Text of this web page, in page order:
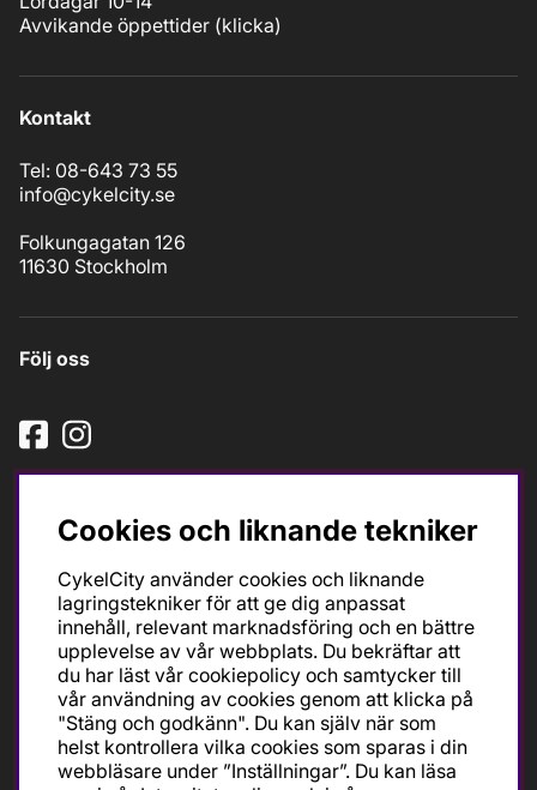
Avvikande öppettider (klicka)
Kontakt
Tel: 08-643 73 55
info@cykelcity.se
Folkungagatan 126
11630 Stockholm
Följ oss
Ska du köpa cykel för träning och tävling så är det till
oss du ska vända dig. Racer, gravel, triathlon och MTB.
Vi är en mycket personlig cykelaffär med hög
servicegrad och alla vi som jobbar är inbitna cyklister
med stor passion, erfarenhet och kunskap om cykling
och dess produkter. Gör din bästa cykelaffär på
CykelCity!
Cookies och liknande tekniker
CykelCity använder cookies och liknande
lagringstekniker för att ge dig anpassat
innehåll, relevant marknadsföring och en bättre
upplevelse av vår webbplats. Du bekräftar att
du har läst vår cookiepolicy och samtycker till
vår användning av cookies genom att klicka på
"Stäng och godkänn". Du kan själv när som
helst kontrollera vilka cookies som sparas i din
webbläsare under ”Inställningar”. Du kan läsa